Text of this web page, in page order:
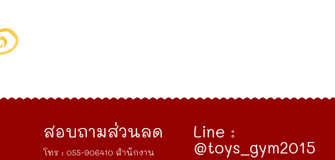
สอบถามส่วนลด
โทร : 055-906410 สำนักงาน
Line :
@toys_gym2015